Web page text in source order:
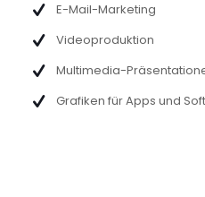
E-Mail-Marketing
Videoproduktion
Multimedia-
Grafiken für Apps und